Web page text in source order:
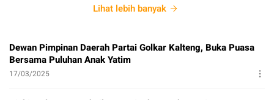
Lihat lebih banyak
Dewan Pimpinan Daerah Partai Golkar Kalteng, Buka Puasa
Bersama Puluhan Anak Yatim
17/03/2025